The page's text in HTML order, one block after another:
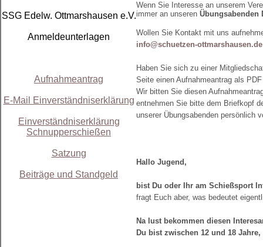
SSG Edelw. Ottmarshausen e.V.
Anmeldeunterlagen
Aufnahmeantrag
E-Mail Einverständniserklärung
Einverständniserklärung
Schnupperschießen
Satzung
Beiträge und Standgeld
Wenn Sie Interesse an unserem
immer an unseren Übungsabenden
Wollen Sie Kontakt mit uns
info@schuetzen-ottmarshausen.de
Haben Sie sich zu einer
Seite einen Aufnahmeantrag als
Wir bitten Sie diesen Aufnahmea
entnehmen Sie bitte dem Briefkopf
unserer Übungsabenden persönlich
Hallo Jugend,
bist Du oder Ihr am Schießsport
fragt Euch aber, was bedeutet
Na lust bekommen diesen
Du bist zwischen 12 und 18 Jahre,